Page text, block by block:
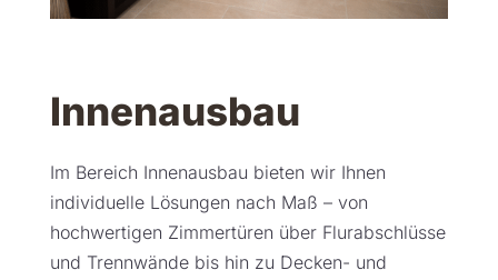
Innenausbau
Im Bereich Innenausbau bieten wir Ihnen
individuelle Lösungen nach Maß – von
hochwertigen Zimmertüren über Flurabschlüsse
und Trennwände bis hin zu Decken- und